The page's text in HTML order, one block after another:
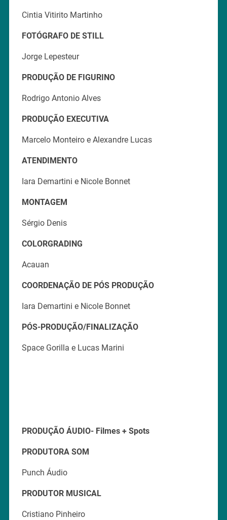
Cintia Vitirito Martinho
FOTÓGRAFO DE STILL
Jorge Lepesteur
PRODUÇÃO DE FIGURINO
Rodrigo Antonio Alves
PRODUÇÃO EXECUTIVA
Marcelo Monteiro e Alexandre Lucas
ATENDIMENTO
Iara Demartini e Nicole Bonnet
MONTAGEM
Sérgio Denis
COLORGRADING
Acauan
COORDENAÇÃO DE PÓS PRODUÇÃO
Iara Demartini e Nicole Bonnet
PÓS-PRODUÇÃO/FINALIZAÇÃO
Space Gorilla e Lucas Marini
PRODUÇÃO ÁUDIO- Filmes + Spots
PRODUTORA SOM
Punch Áudio
PRODUTOR MUSICAL
Cristiano Pinheiro